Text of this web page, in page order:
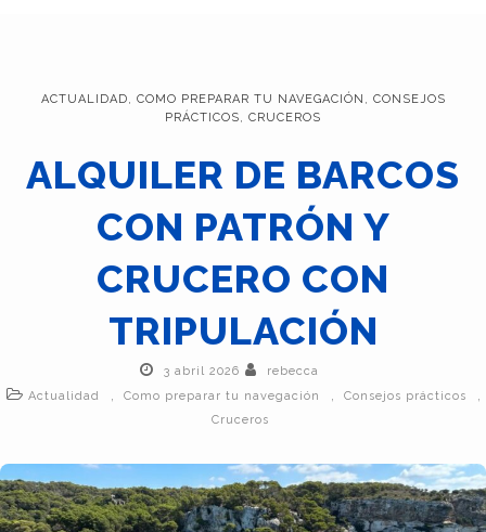
ACTUALIDAD, COMO PREPARAR TU NAVEGACIÓN , CONSEJOS
PRÁCTICOS, CRUCEROS
ALQUILER DE BARCOS
CON PATRÓN Y
CRUCERO CON
TRIPULACIÓN
3 abril 2026
rebecca
Actualidad
Como preparar tu navegación Consejos prácticos
Cruceros